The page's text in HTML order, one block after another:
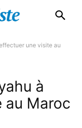
une visite au
à
au Maroc